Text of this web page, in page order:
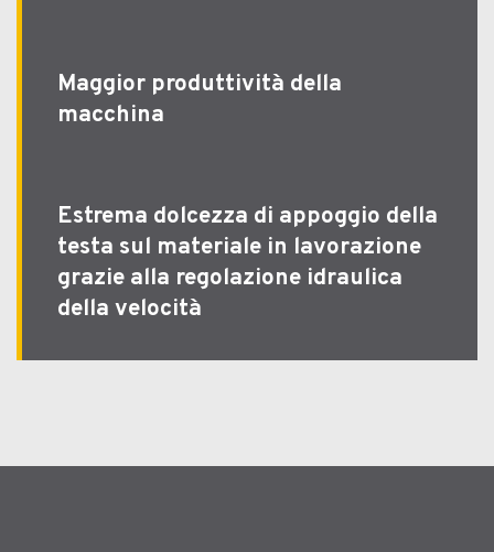
Maggior produttività della
macchina
Estrema dolcezza di appoggio della
testa sul materiale in lavorazione
grazie alla regolazione idraulica
della velocità